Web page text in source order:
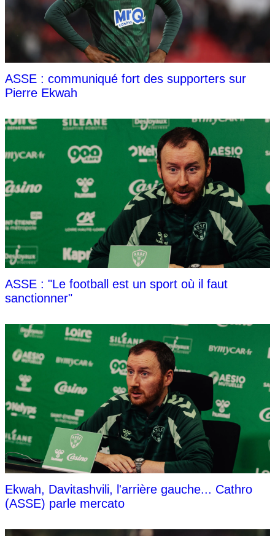
ASSE : communiqué fort des supporters sur
Pierre Ekwah
ASSE : "Le football est un sport où il faut
sanctionner"
Ekwah, Davitashvili, l'arrière gauche... Cathro
(ASSE) parle mercato